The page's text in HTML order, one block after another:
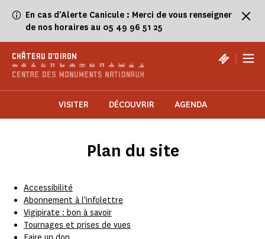
En cas d'Alerte Canicule : Merci de vous renseigner
de nos horaires au 05 49 96 51 25
CHÂTEAU D'OIRON |
VISITER DÉCOUVRIR AGENDA
Plan du site
Accessibilité
Abonnement à l'infolettre
Vigipirate : bon à savoir
Tournages et prises de vues